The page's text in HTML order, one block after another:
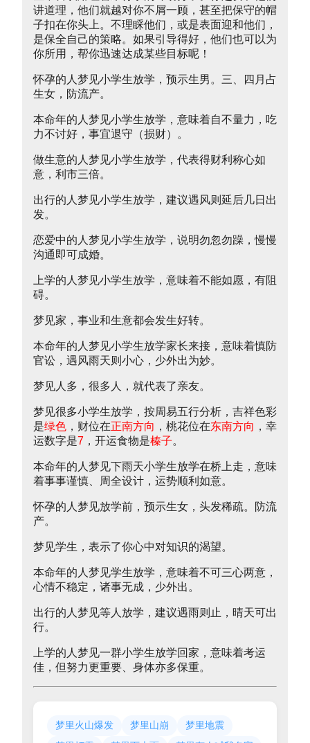
讲道理，他们就越对你不屑一顾，甚至把保守的帽
子扣在你头上。不理睬他们，或是表面迎和他们，
是保全自己的策略。如果引导得好，他们也可以为
你所用，帮你迅速达成某些目标呢！
怀孕的人梦见小学生放学，预示生男。三、四月占
生女，防流产。
本命年的人梦见小学生放学，意味着自不量力，吃
力不讨好，事宜退守（损财）。
做生意的人梦见小学生放学，代表得财利称心如
意，利市三倍。
出行的人梦见小学生放学，建议遇风则延后几日出
发。
恋爱中的人梦见小学生放学，说明勿忽勿躁，慢慢
沟通即可成婚。
上学的人梦见小学生放学，意味着不能如愿，有阻
碍。
梦见家，事业和生意都会发生好转。
本命年的人梦见小学生放学家长来接，意味着慎防
官讼，遇风雨天则小心，少外出为妙。
梦见人多，很多人，就代表了亲友。
梦见很多小学生放学，按周易五行分析，吉祥色彩
是绿色 ，财位在正南方向 ，桃花位在东南方向 ，幸
运数字是7 ，开运食物是榛子。
本命年的人梦见下雨天小学生放学在桥上走，意味
着事事谨慎、周全设计，运势顺利如意。
怀孕的人梦见放学前，预示生女，头发稀疏。防流
产。
梦见学生，表示了你心中对知识的渴望。
本命年的人梦见学生放学，意味着不可三心两意，
心情不稳定，诸事无成，少外出。
出行的人梦见等人放学，建议遇雨则止，晴天可出
行。
上学的人梦见一群小学生放学回家，意味着考运
佳，但努力更重要、身体亦多保重。
梦里火山爆发 梦里山崩
梦里地震